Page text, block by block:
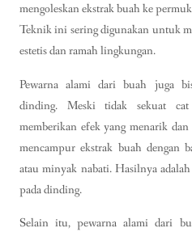
mengoleskan ekstrak buah ke
Teknik ini sering digunakan untuk
estetis dan ramah lingkungan.
Pewarna alami dari buah juga
dinding. Meski tidak sekuat
memberikan efek yang menarik
mencampur ekstrak buah dengan
atau minyak nabati. Hasilnya
pada dinding.
Selain itu, pewarna alami dari